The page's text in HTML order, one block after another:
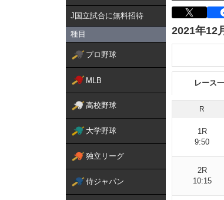
J国立試合に無料招待
種目
プロ野球
MLB
高校野球
大学野球
独立リーグ
侍ジャパン
2021年12
レース
R
1R
9:50
2R
10:15